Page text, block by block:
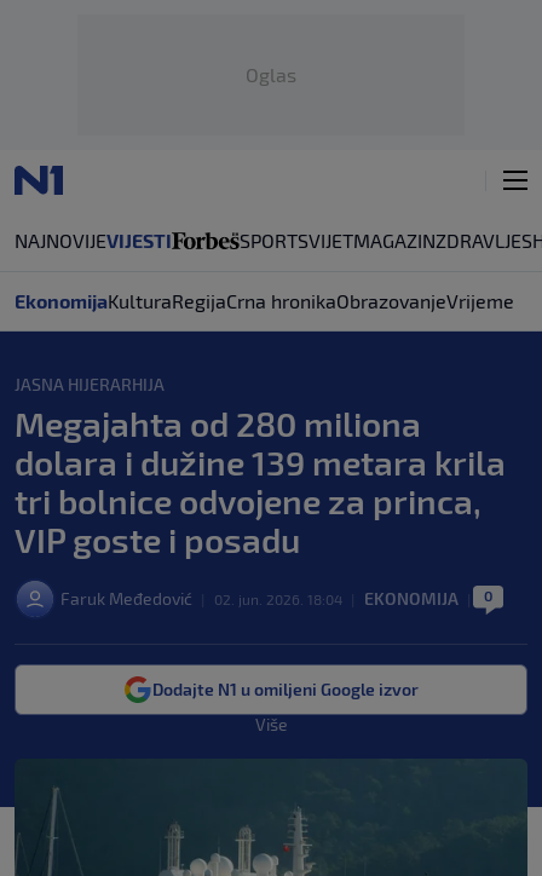
Oglas
NAJNOVIJEVIJESTI SPORTSVIJETMAGAZINZDRAVLJE
EkonomijaKulturaRegijaCrna hronikaObrazovanjeVrijeme
JASNA HIJERARHIJA
Megajahta od 280 miliona
dolara i dužine 139 metara krila
tri bolnice odvojene za princa,
VIP goste i posadu
Faruk Međedović 02. jun. 2026. 18:04 EKONOMIJA 0
Dodajte N1 u omiljeni Google izvor
Više